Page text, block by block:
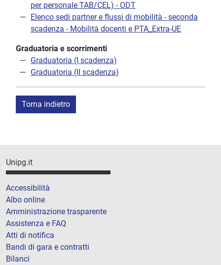
per personale TAB/CEL) - ODT
Elenco sedi partner e flussi di mobilità - seconda
scadenza - Mobilità docenti e PTA_Extra-UE
Graduatoria e scorrimenti
Graduatoria (I scadenza)
Graduatoria (II scadenza)
Torna indietro
Unipg.it
Accessibilità
Albo online
Amministrazione trasparente
Assistenza e FAQ
Atti di notifica
Bandi di gara e contratti
Bilanci